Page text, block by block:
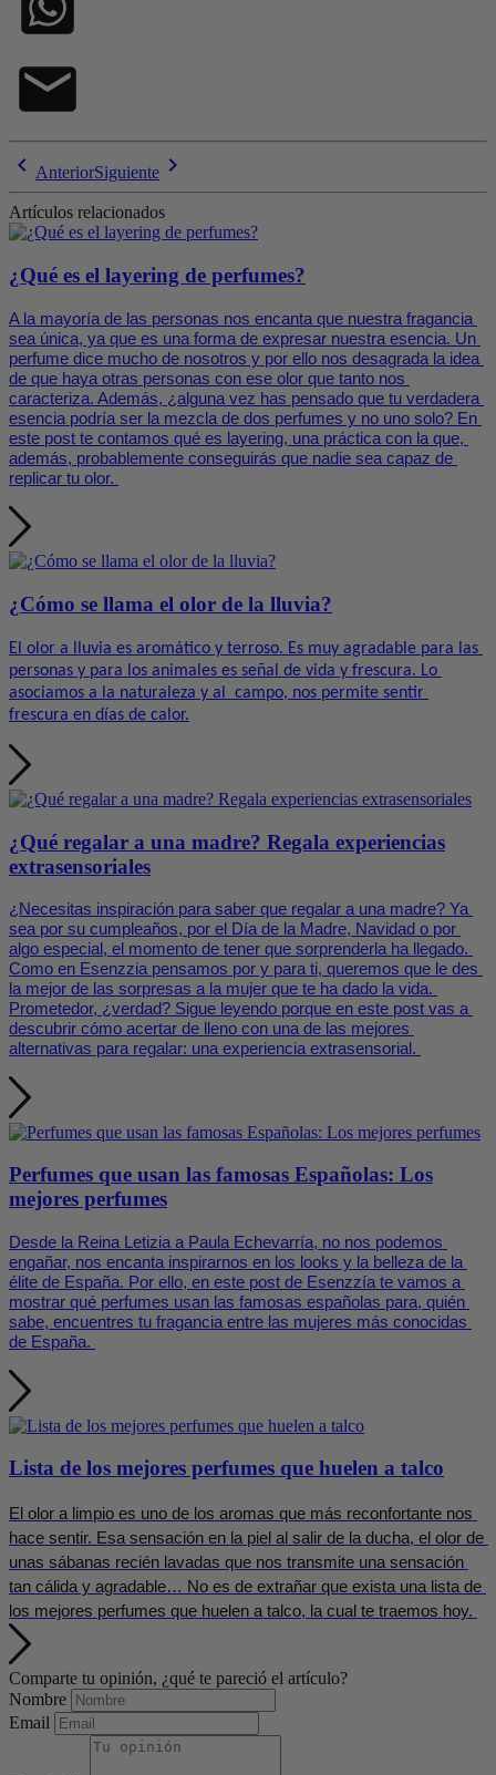
chevron_left AnteriorSiguiente chevron_right
Artículos relacionados
¿Qué es el layering de perfumes?
A la mayoría de las personas nos encanta que nuestra fragancia
sea única, ya que es una forma de expresar nuestra esencia. Un
perfume dice mucho de nosotros y por ello nos desagrada la idea
de que haya otras personas con ese olor que tanto nos
caracteriza. Además, ¿alguna vez has pensado que tu verdadera
esencia podría ser la mezcla de dos perfumes y no uno solo? En
este post te contamos qué es layering, una práctica con la que,
además, probablemente conseguirás que nadie sea capaz de
replicar tu olor.
¿Cómo se llama el olor de la lluvia?
El olor a lluvia es aromático y terroso. Es muy agradable para las
personas y para los animales es señal de vida y frescura. Lo
asociamos a la naturaleza y al  campo, nos permite sentir
frescura en días de calor.
¿Qué regalar a una madre? Regala experiencias
extrasensoriales
¿Necesitas inspiración para saber que regalar a una madre? Ya
sea por su cumpleaños, por el Día de la Madre, Navidad o por
algo especial, el momento de tener que sorprenderla ha llegado.
Como en Esenzzia pensamos por y para ti, queremos que le des
la mejor de las sorpresas a la mujer que te ha dado la vida.
Prometedor, ¿verdad? Sigue leyendo porque en este post vas a
descubrir cómo acertar de lleno con una de las mejores
alternativas para regalar: una experiencia extrasensorial.
Perfumes que usan las famosas Españolas: Los
mejores perfumes
Desde la Reina Letizia a Paula Echevarría, no nos podemos
engañar, nos encanta inspirarnos en los looks y la belleza de la
élite de España. Por ello, en este post de Esenzzía te vamos a
mostrar qué perfumes usan las famosas españolas para, quién
sabe, encuentres tu fragancia entre las mujeres más conocidas
de España.
Lista de los mejores perfumes que huelen a talco
El olor a limpio es uno de los aromas que más reconfortante nos
hace sentir. Esa sensación en la piel al salir de la ducha, el olor de
unas sábanas recién lavadas que nos transmite una sensación
tan cálida y agradable… No es de extrañar que exista una lista de
los mejores perfumes que huelen a talco, la cual te traemos hoy.
Comparte tu opinión, ¿qué te pareció el artículo?
Nombre
Email